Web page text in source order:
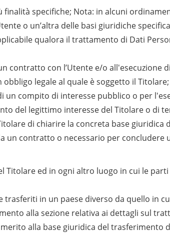
finalità specifiche; Nota: in alcuni
o un’altra delle basi giuridiche
qualora il trattamento di Dati
contratto con l’Utente e/o all'esecuzione
legale al quale è soggetto il Titolare;
un compito di interesse pubblico o per
del legittimo interesse del Titolare o di
di chiarire la concreta base
un contratto o necessario per concludere
Titolare ed in ogni altro luogo in cui le
trasferiti in un paese diverso da quello in
alla sezione relativa ai dettagli sul
alla base giuridica del trasferimento